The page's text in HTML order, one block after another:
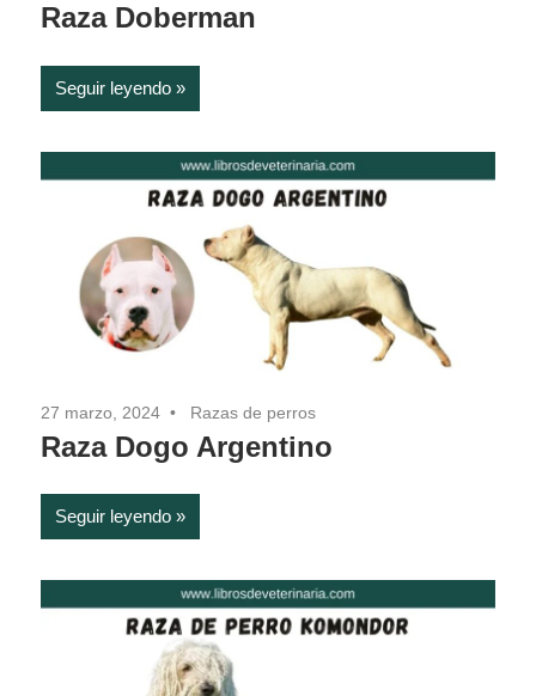
Raza Doberman
Seguir leyendo
27 marzo, 2024 Razas de perros
Raza Dogo Argentino
Seguir leyendo